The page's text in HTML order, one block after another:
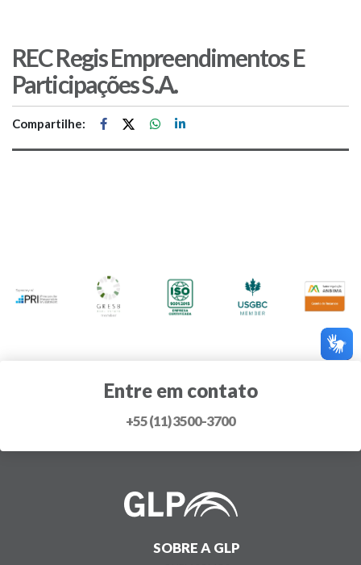
REC Regis Empreendimentos E
Participações S.A.
Compartilhe:
Entre em contato
+55 (11) 3500-3700
SOBRE A GLP